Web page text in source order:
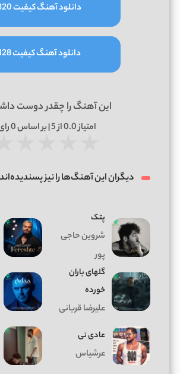
دانلود آهنگ کیفیت 320
دانلود آهنگ کیفیت 128
این آهنگ را چقدر دوست
امتیاز0.0از 5 | بر اساس 0
دیگران این آهنگ‌ها را نیز
پتک
شروین حاجی
پور
گلهای باران
خورده
علیرضا قربانی
عادی نی
عرشیاس